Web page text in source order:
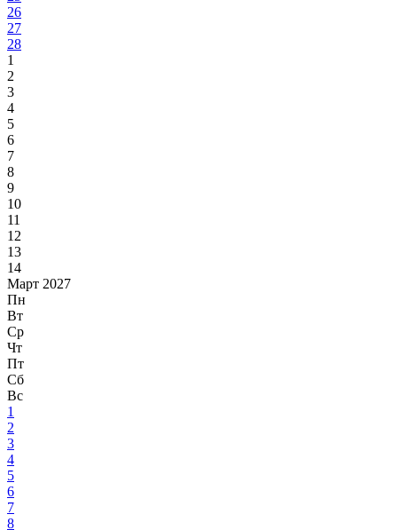
26
27
28
1
2
3
4
5
6
7
8
9
10
11
12
13
14
Март 2027
Пн
Вт
Ср
Чт
Пт
Сб
Вс
1
2
3
4
5
6
7
8